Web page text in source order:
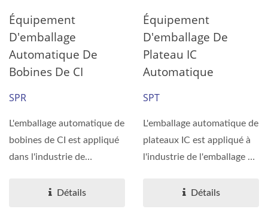
Équipement
D'emballage
Automatique De
Bobines De CI
SPR
L'emballage automatique de
bobines de CI est appliqué
dans l'industrie de
Détails
Équipement
D'emballage De
Plateau IC
Automatique
SPT
L'emballage automatique de
plateaux IC est appliqué à
l'industrie de l'emballage et
Détails